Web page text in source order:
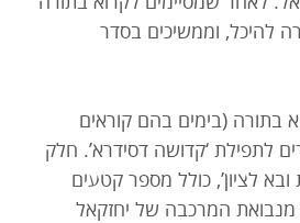
להיכל, וממשיכים בסדר
בתורה (בימים בהם קוראים
לתפילת ‘קדושה דסידרא’. חלק
לציון’, כולל מספר קטעים
מנבואת המרכבה של יחזקאל